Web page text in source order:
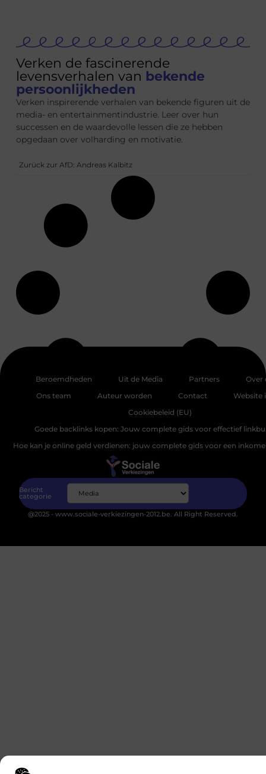
Verken de fascinerende
levensverhalen van bekende
persoonlijkheden
Verken inspirerende verhalen van bekende figuren uit de
media- en entertainmentindustrie. Leer over hun
successen en de waardevolle lessen die ze hebben
opgedaan over volharding en motivatie.
Zurück zur AfD: Andreas Kalbitz
Beroemdheden Uit de Media Partners
Over
Ons team
Auteur worden Contact
Website
Cookiebeleid (EU)
Goede backlinks kopen: Jouw complete gids voor effectief
Hoe kan je online geld verdienen: jouw complete gids voor een
Bericht
categorie
@2025 - www.sociale-verkiezingen-2012.be. All Right Reserved.